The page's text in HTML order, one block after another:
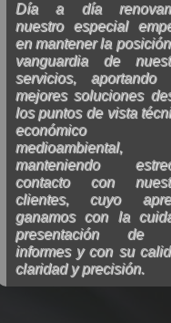
Día a día
nuestro especial
en mantener la
vanguardia de
servicios, aportando
mejores soluciones
los puntos de vista
económico
manteniendo
contacto con
clientes, cuyo
ganamos con la
presentación de
informes y con su
claridad y precisión.